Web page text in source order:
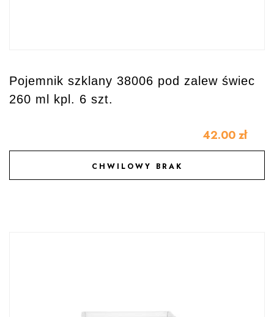
Pojemnik szklany 38006 pod zalew świec
260 ml kpl. 6 szt.
42.00 zł
CHWILOWY BRAK
DODAJ DO ULUBIONYCH